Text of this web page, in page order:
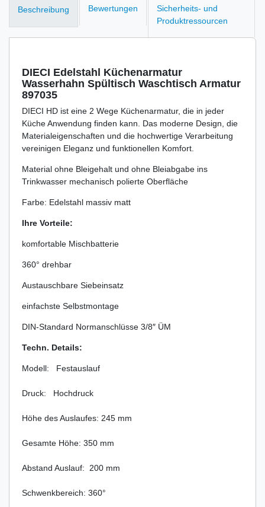
Beschreibung Bewertungen
Sicherheits- und
Produktressourcen
DIECI Edelstahl Küchenarmatur
Wasserhahn Spültisch Waschtisch Armatur
897035
DIECI HD ist eine 2 Wege Küchenarmatur, die in jeder
Küche Anwendung finden kann. Das moderne Design, die
Materialeigenschaften und die hochwertige Verarbeitung
vereinigen Eleganz und funktionellen Komfort.
Material ohne Bleigehalt und ohne Bleiabgabe ins
Trinkwasser mechanisch polierte Oberfläche
Farbe: Edelstahl massiv matt
Ihre Vorteile:
komfortable Mischbatterie
360° drehbar
Austauschbare Siebeinsatz
einfachste Selbstmontage
DIN-Standard Normanschlüsse 3/8″ ÜM
Techn. Details:
Modell: Festauslauf
Druck: Hochdruck
Höhe des Auslaufes: 245 mm
Gesamte Höhe: 350 mm
Abstand Auslauf: 200 mm
Schwenkbereich: 360°